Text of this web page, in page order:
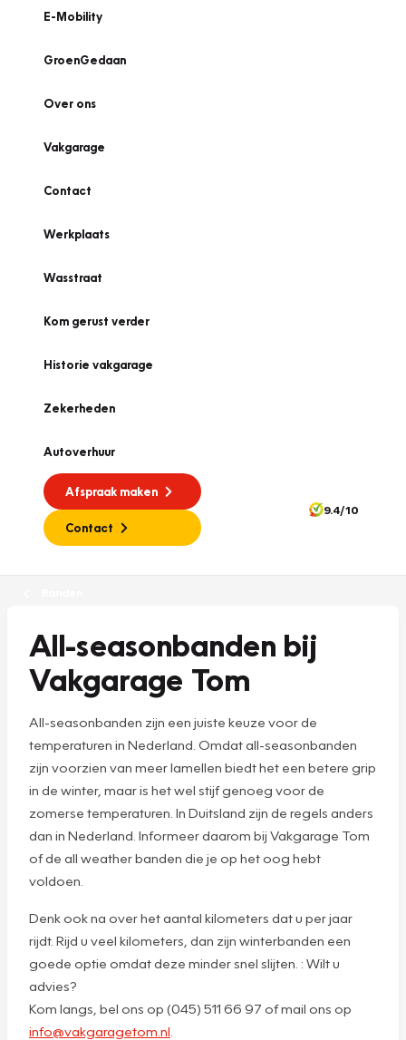
E-Mobility
GroenGedaan
Over ons
Vakgarage
Contact
Werkplaats
Wasstraat
Kom gerust verder
Historie vakgarage
Zekerheden
Autoverhuur
Afspraak maken
Contact
9.4/10
All-seasonbanden bij
Vakgarage Tom
All-seasonbanden zijn een juiste keuze voor de
temperaturen in Nederland. Omdat all-seasonbanden
zijn voorzien van meer lamellen biedt het een betere grip
in de winter, maar is het wel stijf genoeg voor de
zomerse temperaturen. In Duitsland zijn de regels anders
dan in Nederland. Informeer daarom bij Vakgarage Tom
of de all weather banden die je op het oog hebt
voldoen.
Denk ook na over het aantal kilometers dat u per jaar
rijdt. Rijd u veel kilometers, dan zijn winterbanden een
goede optie omdat deze minder snel slijten. : Wilt u
advies?
Kom langs, bel ons op (045) 511 66 97 of mail ons op
info@vakgaragetom.nl